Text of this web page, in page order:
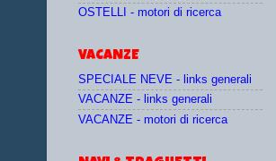
OSTELLI - motori di ricerca
VACANZE
SPECIALE NEVE - links generali
VACANZE - links generali
VACANZE - motori di ricerca